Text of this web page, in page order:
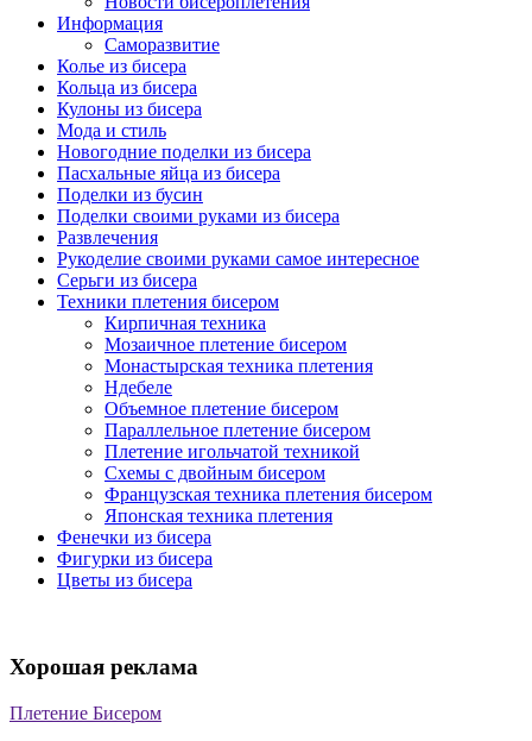
Информация
Саморазвитие
Колье из бисера
Кольца из бисера
Кулоны из бисера
Мода и стиль
Новогодние поделки из бисера
Пасхальные яйца из бисера
Поделки из бусин
Поделки своими руками из бисера
Развлечения
Рукоделие своими руками самое интересное
Серьги из бисера
Техники плетения бисером
Кирпичная техника
Мозаичное плетение бисером
Монастырская техника плетения
Ндебеле
Объемное плетение бисером
Параллельное плетение бисером
Плетение игольчатой техникой
Схемы с двойным бисером
Французская техника плетения бисером
Японская техника плетения
Фенечки из бисера
Фигурки из бисера
Цветы из бисера
Хорошая реклама
Плетение Бисером